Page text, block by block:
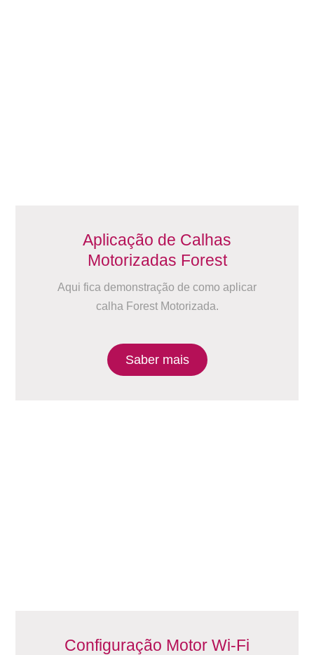
Aplicação de Calhas
Motorizadas Forest
Aqui fica demonstração de como aplicar
calha Forest Motorizada.
Saber mais
Configuração Motor Wi-Fi